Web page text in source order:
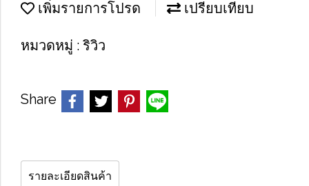
เพิ่มรายการโปรด เปรียบเทียบ
หมวดหมู่ : ริวิว
Share
รายละเอียดสินค้า